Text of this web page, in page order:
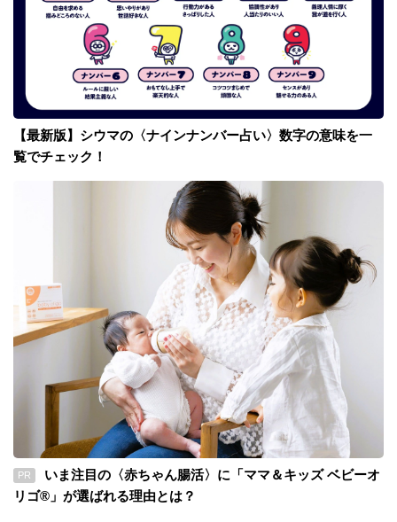
【最新版】シウマの〈ナインナンバー占い〉数字の意味を一
覧でチェック！
PR
いま注目の〈赤ちゃん腸活〉に「ママ＆キッズ ベビーオ
リゴ®」が選ばれる理由とは？